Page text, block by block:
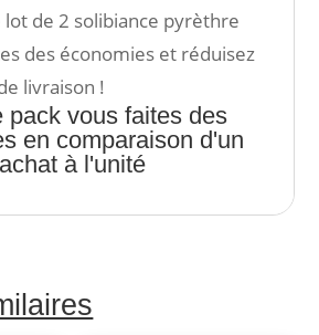
lot de 2 solibiance pyrèthre
des économies et réduisez
livraison !
pack vous faites des
en comparaison d'un
achat à l'unité